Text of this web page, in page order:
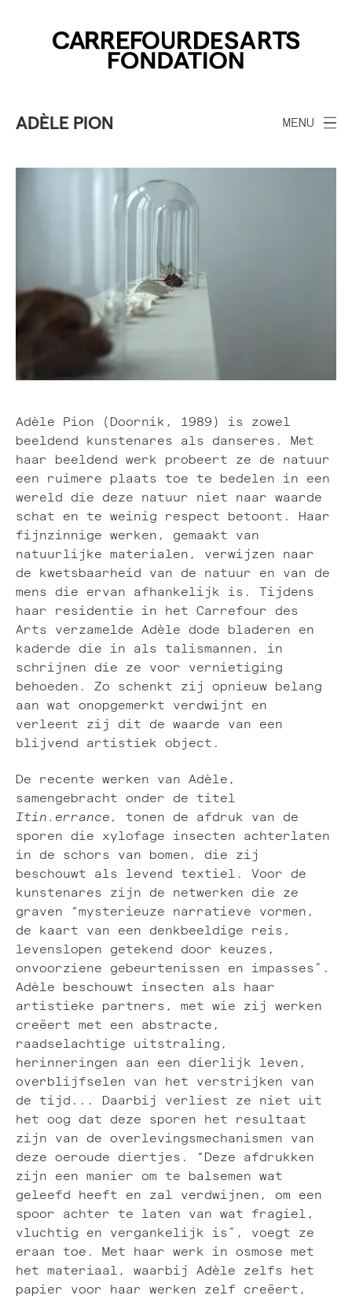
ADÈLE PION MENU
Adèle Pion (Doornik, 1989) is zowel
beeldend kunstenares als danseres. Met
haar beeldend werk probeert ze de natuur
een ruimere plaats toe te bedelen in een
wereld die deze natuur niet naar waarde
schat en te weinig respect betoont. Haar
fijnzinnige werken, gemaakt van
natuurlijke materialen, verwijzen naar
de kwetsbaarheid van de natuur en van de
mens die ervan afhankelijk is. Tijdens
haar residentie in het Carrefour des
Arts verzamelde Adèle dode bladeren en
kaderde die in als talismannen, in
schrijnen die ze voor vernietiging
behoeden. Zo schenkt zij opnieuw belang
aan wat onopgemerkt verdwijnt en
verleent zij dit de waarde van een
blijvend artistiek object.
De recente werken van Adèle,
samengebracht onder de titel
Itin.errance,
tonen de afdruk van de
sporen die xylofage insecten achterlaten
in de schors van bomen, die zij
beschouwt als levend textiel. Voor de
kunstenares zijn de netwerken die ze
graven “mysterieuze narratieve vormen,
de kaart van een denkbeeldige reis,
levenslopen getekend door keuzes,
onvoorziene gebeurtenissen en impasses”.
Adèle beschouwt insecten als haar
artistieke partners, met wie zij werken
creëert met een abstracte,
raadselachtige uitstraling,
herinneringen aan een dierlijk leven,
overblijfselen van het verstrijken van
de tijd... Daarbij verliest ze niet uit
het oog dat deze sporen het resultaat
zijn van de overlevingsmechanismen van
deze oeroude diertjes. “Deze afdrukken
zijn een manier om te balsemen wat
geleefd heeft en zal verdwijnen, om een
spoor achter te laten van wat fragiel,
vluchtig en vergankelijk is”, voegt ze
eraan toe. Met haar werk in osmose met
het materiaal, waarbij Adèle zelfs het
papier voor haar werken zelf creëert,